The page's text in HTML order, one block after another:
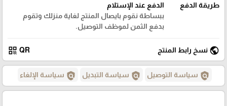
طريقة الدفع
الدفع عند الإستلام
ببساطة نقوم بايصال المنتج لغاية منزلك وتقوم
بدفع الثمن لموظف التوصيل.
public نسخ رابط المنتج QR
qr_code
policy سياسة التوصيل policy سياسة التبديل policy سياسة الإلغاء